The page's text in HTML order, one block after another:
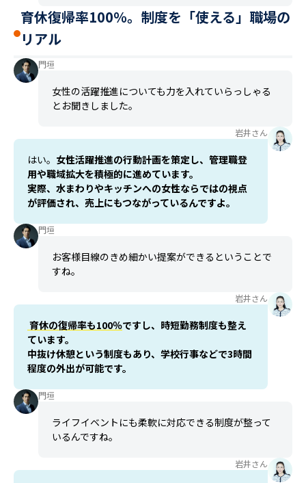
育休復帰率100％。制度を「使える」職場の
リアル
門垣
女性の活躍推進についても力を入れていらっしゃる
とお聞きしました。
岩井さん
はい。 女性活躍推進の行動計画を策定し、管理職登
用や職域拡大を積極的に進めています。
実際、水まわりやキッチンへの女性ならではの視点
が評価され、売上にもつながっているんですよ。
門垣
お客様目線のきめ細かい提案ができるということで
すね。
岩井さん
育休の復帰率も100％ですし、時短勤務制度も整え
ています。
中抜け休憩という制度もあり、学校行事などで3時間
程度の外出が可能です。
門垣
ライフイベントにも柔軟に対応できる制度が整って
いるんですね。
岩井さん